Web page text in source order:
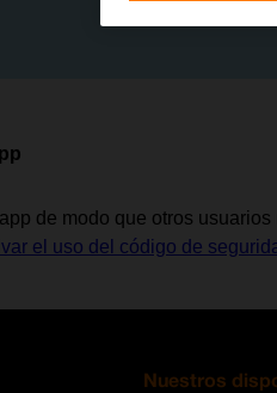
de modo que otros
el uso del código de
Nuestros